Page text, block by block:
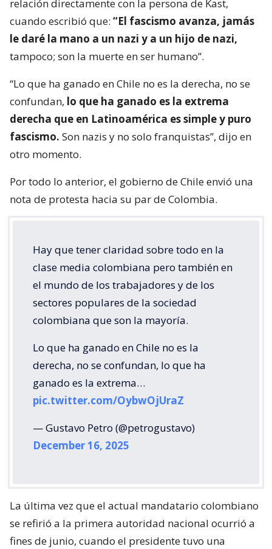
relación directamente con la persona de Kast,
cuando escribió que: “El fascismo avanza, jamás
le daré la mano a un nazi y a un hijo de nazi,
tampoco; son la muerte en ser humano”.
“Lo que ha ganado en Chile no es la derecha, no se
confundan, lo que ha ganado es la extrema
derecha que en Latinoamérica es simple y puro
fascismo. Son nazis y no solo franquistas”, dijo en
otro momento.
Por todo lo anterior, el gobierno de Chile envió una
nota de protesta hacia su par de Colombia.
Hay que tener claridad sobre todo en la
clase media colombiana pero también en
el mundo de los trabajadores y de los
sectores populares de la sociedad
colombiana que son la mayoría.
Lo que ha ganado en Chile no es la
derecha, no se confundan, lo que ha
ganado es la extrema…
pic.twitter.com/OybwOjUraZ
— Gustavo Petro (@petrogustavo)
December 16, 2025
La última vez que el actual mandatario colombiano
se refirió a la primera autoridad nacional ocurrió a
fines de junio, cuando el presidente tuvo una